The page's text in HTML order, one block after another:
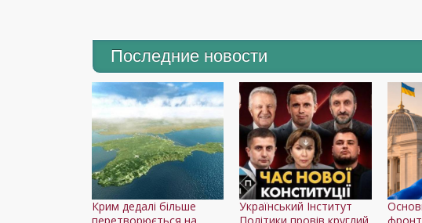
Последние новости
Крим дедалі більше
Український Інститут